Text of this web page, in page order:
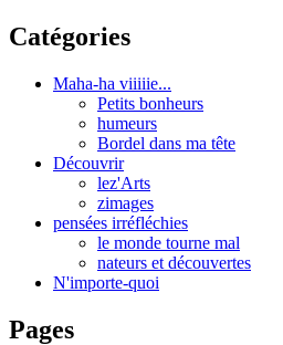
Catégories
Maha-ha viiiiie...
Petits bonheurs
humeurs
Bordel dans ma tête
Découvrir
lez'Arts
zimages
pensées irréfléchies
le monde tourne mal
nateurs et découvertes
N'importe-quoi
Pages